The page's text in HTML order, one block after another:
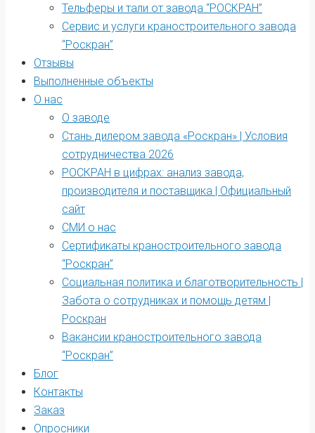
Тельферы и тали от завода “РОСКРАН”
Сервис и услуги краностроительного завода
“Роскран”
Отзывы
Выполненные объекты
О нас
О заводе
Стань дилером завода «Роскран» | Условия
сотрудничества 2026
РОСКРАН в цифрах: анализ завода,
производителя и поставщика | Официальный
сайт
СМИ о нас
Сертификаты краностроительного завода
“Роскран”
Социальная политика и благотворительность |
Забота о сотрудниках и помощь детям |
Роскран
Вакансии краностроительного завода
“Роскран”
Блог
Контакты
Заказ
Опросники